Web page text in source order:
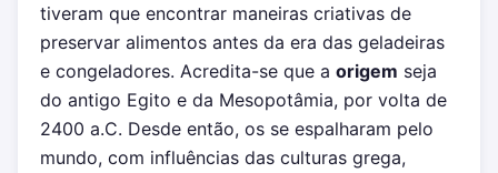
tiveram que encontrar maneiras criativas de
preservar alimentos antes da era das geladeiras
e congeladores. Acredita-se que a origem seja
do antigo Egito e da Mesopotâmia, por volta de
2400 a.C. Desde então, os se espalharam pelo
mundo, com influências das culturas grega,